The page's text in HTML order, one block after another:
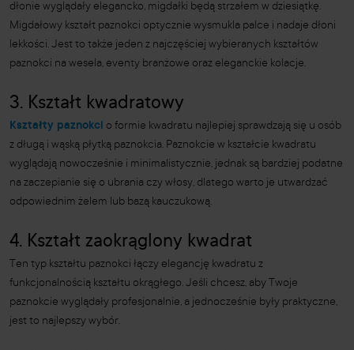
dłonie wyglądały elegancko, migdałki będą strzałem w dziesiątkę.
Migdałowy kształt paznokci optycznie wysmukla palce i nadaje dłoni
lekkości. Jest to także jeden z najczęściej wybieranych kształtów
paznokci na wesela, eventy branżowe oraz eleganckie kolacje.
3. Kształt kwadratowy
Kształty paznokci o formie kwadratu najlepiej sprawdzają się u osób
z długą i wąską płytką paznokcia. Paznokcie w kształcie kwadratu
wyglądają nowocześnie i minimalistycznie, jednak są bardziej podatne
na zaczepianie się o ubrania czy włosy, dlatego warto je utwardzać
odpowiednim żelem lub bazą kauczukową.
4. Kształt zaokrąglony kwadrat
Ten typ kształtu paznokci łączy elegancję kwadratu z
funkcjonalnością kształtu okrągłego. Jeśli chcesz, aby Twoje
paznokcie wyglądały profesjonalnie, a jednocześnie były praktyczne,
jest to najlepszy wybór.